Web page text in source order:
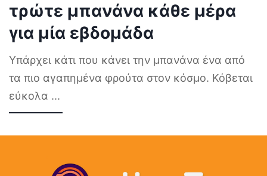
τρώτε μπανάνα κάθε μέρα
για μία εβδομάδα
Υπάρχει κάτι που κάνει την μπανάνα ένα από
τα πιο αγαπημένα φρούτα στον κόσμο. Κόβεται
εύκολα ...